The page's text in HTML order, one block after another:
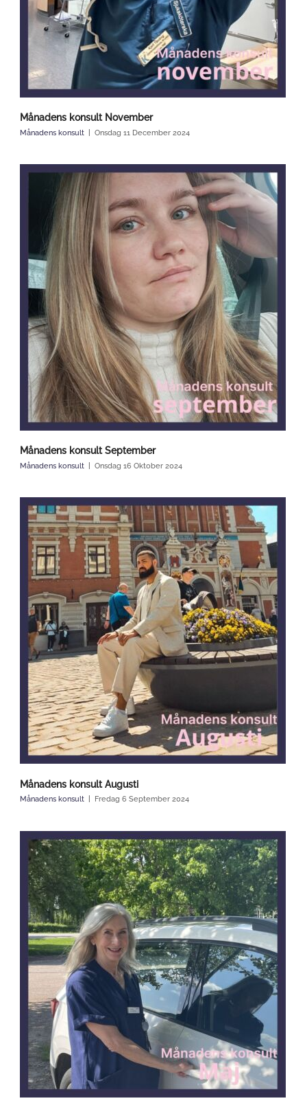
Månadens konsult November
Månadens konsult Onsdag 11 December 2024
Månadens konsult September
Månadens konsult Onsdag 16 Oktober 2024
Månadens konsult Augusti
Månadens konsult Fredag 6 September 2024